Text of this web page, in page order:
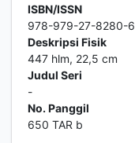
ISBN/ISSN
978-979-27-8280-6
Deskripsi Fisik
447 hlm, 22,5 cm
Judul Seri
-
No. Panggil
650 TAR b